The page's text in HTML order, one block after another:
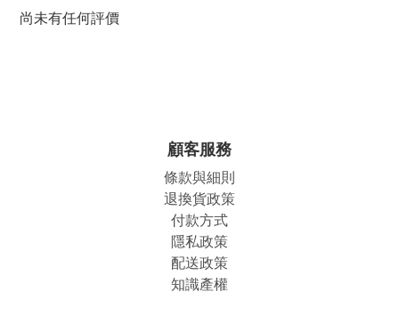
尚未有任何評價
顧客服務
條款與細則
退換貨政策
付款方式
隱私政策
配送政策
知識產權